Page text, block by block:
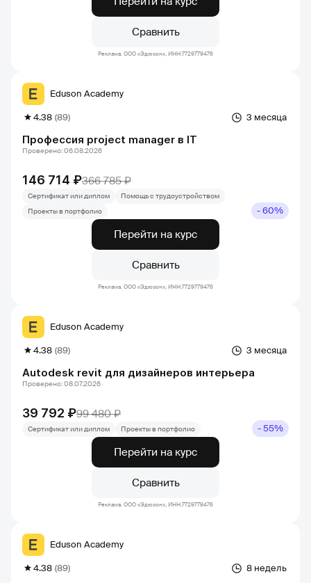
Сравнить
Реклама. ООО «Эдюсон», ИНН:7729779476
Профессия project manager в IT
3 месяца
4.38 (89)
Eduson Academy
146 714 ₽366 785 ₽
Проверено: 06.08.2026
Сертификат или диплом
Помощь с трудоустройством
Проекты в портфолио
- 60%
Перейти на курс
Сравнить
Реклама. ООО «Эдюсон», ИНН:7729779476
Autodesk revit для дизайнеров интерьера
3 месяца
4.38 (89)
Eduson Academy
39 792 ₽99 480 ₽
Проверено: 08.07.2026
Сертификат или диплом Проекты в портфолио - 55%
Перейти на курс
Сравнить
Реклама. ООО «Эдюсон», ИНН:7729779476
8 недель
4.38 (89)
Eduson Academy